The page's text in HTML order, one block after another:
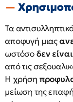
Τα
αποφυγή μιας
ωστόσοδεν
από τις
Η χρήση
μείωση της